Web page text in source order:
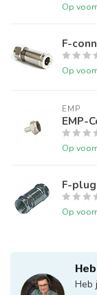
Op
F-
Op
EMP
EMP-
Op
F-
Op
Heb